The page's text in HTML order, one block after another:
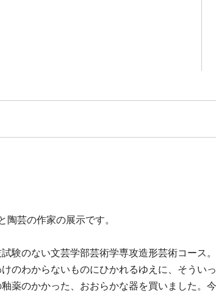
陶芸の作家の展示です。
験のない文芸学部芸術学専攻造形芸術コース
のわからないものにひかれるゆえに、そう
薬のかかった、おおらかな器を買いました